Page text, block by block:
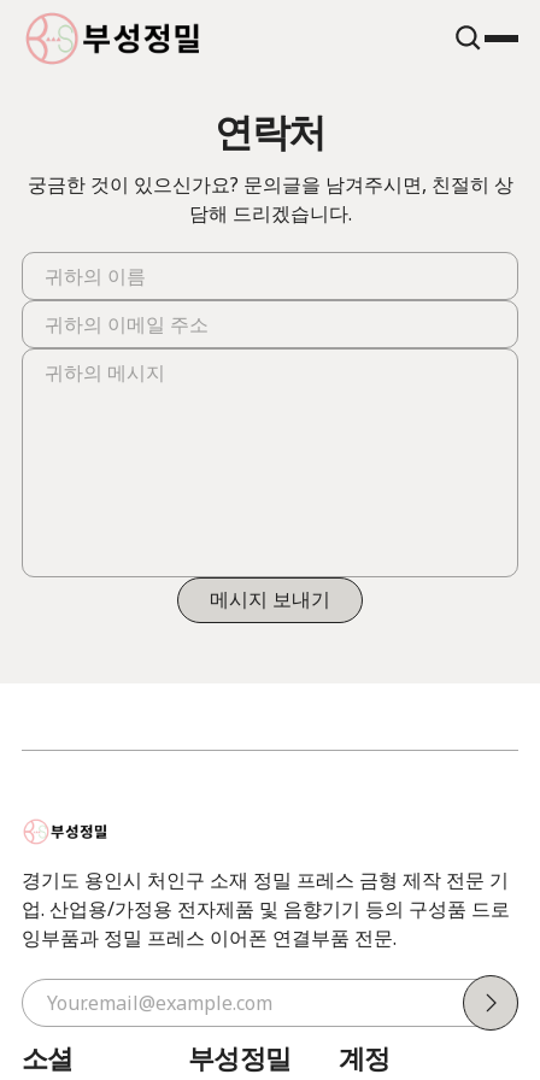
연락처
궁금한 것이 있으신가요? 문의글을 남겨주시면, 친절히 상
담해 드리겠습니다.
메시지 보내기
경기도 용인시 처인구 소재 정밀 프레스 금형 제작 전문 기
업. 산업용/가정용 전자제품 및 음향기기 등의 구성품 드로
잉부품과 정밀 프레스 이어폰 연결부품 전문.
소셜 부성정밀 계정